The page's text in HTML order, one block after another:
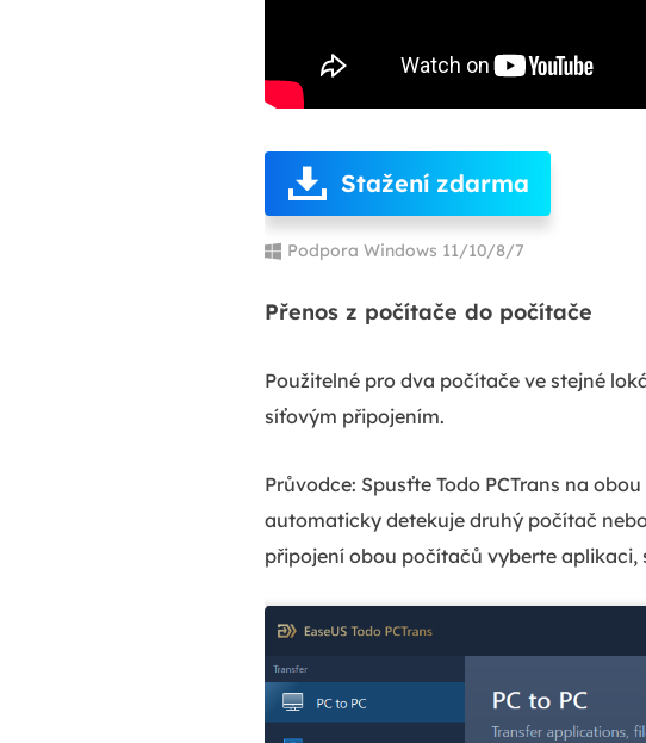
Stažení zdarma
Podpora Windows 11/10/8/7
Přenos z počítače do počítače
Použitelné pro dva počítače ve stejné
síťovým připojením.
Průvodce: Spusťte Todo PCTrans na
automaticky detekuje druhý počítač
připojení obou počítačů vyberte aplikaci,